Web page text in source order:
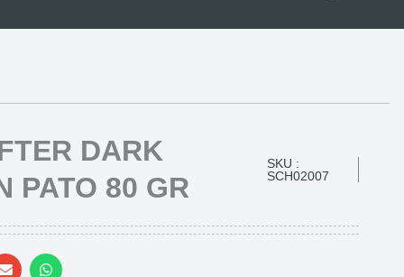
DARK
PATO 80 GR
SKU :
SCH02007